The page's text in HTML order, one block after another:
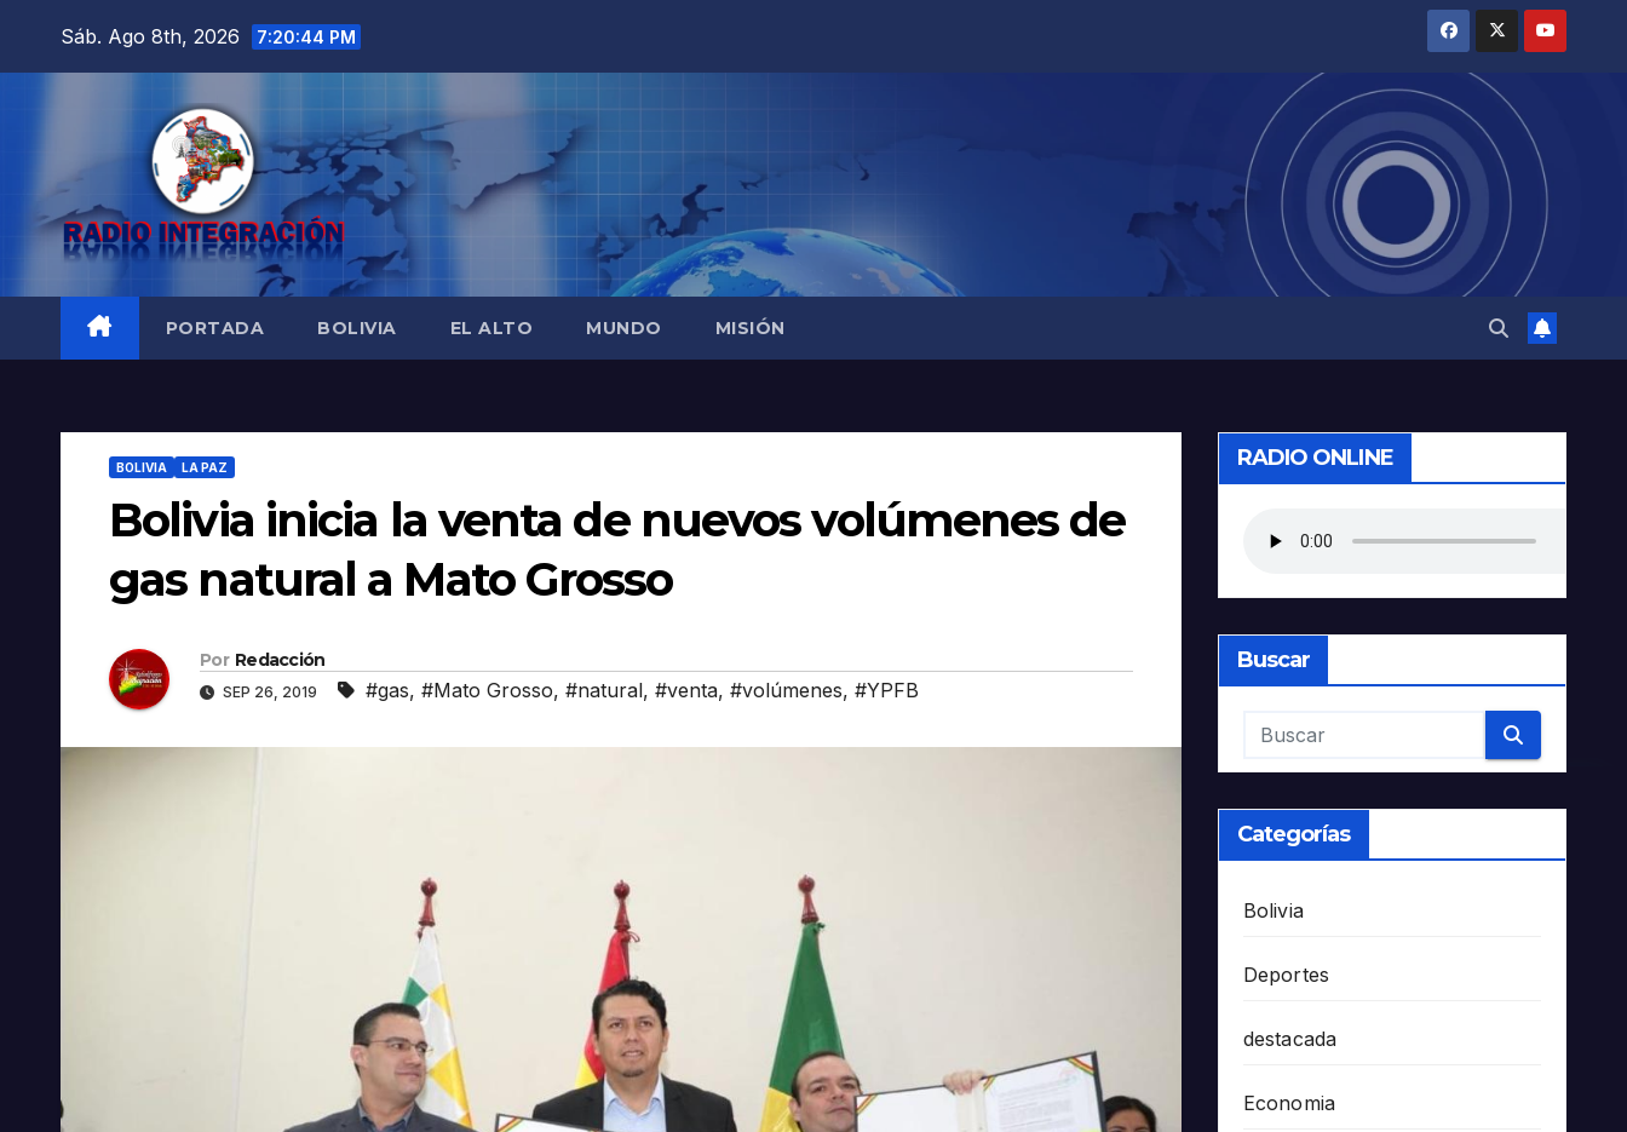
Sáb. Ago 8th, 2026 7:20:45 PM
PORTADA BOLIVIA EL ALTO MUNDO MISIÓN
BOLIVIA LA PAZ
Bolivia inicia la venta de nuevos volúmenes de
gas natural a Mato Grosso
Por Redacción
SEP 26, 2019 #gas, #Mato Grosso, #natural, #venta, #volúmenes, #YPFB
RADIO ONLINE
Buscar
Categorías
Bolivia
Deportes
destacada
Economia